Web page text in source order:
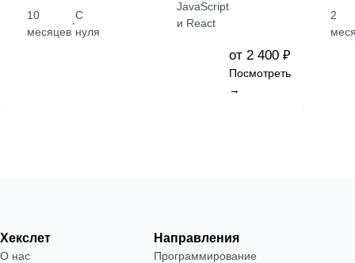
10
месяцев
·
С
нуля
JavaScript
и React
от 2 400 ₽
Посмотреть
→
2
Хекслет
О нас
Направления
Программирование